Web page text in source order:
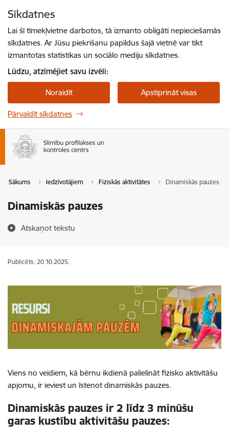
Sīkdatnes
Lai šī tīmekļvietne darbotos, tā izmanto obligāti nepieciešamās
sīkdatnes. Ar Jūsu piekrišanu papildus šajā vietnē var tikt
izmantotas statistikas un sociālo mediju sīkdatnes.
Lūdzu, atzīmējiet savu izvēli:
Noraidīt Apstiprināt visas
Pārvaldīt sīkdatnes
Sākums Iedzīvotājiem Fiziskās aktivitātes Dinamiskās pauzes
Dinamiskās pauzes
Atskaņot tekstu
Publicēts: 20.10.2025.
​​Viens no veidiem, kā bērnu ikdienā palielināt fizisko aktivitāšu
apjomu, ir ieviest un īstenot dinamiskās pauzes. ​
Dinamiskās pauzes ir 2 līdz 3 minūšu
garas kustību aktivitāšu pauzes: